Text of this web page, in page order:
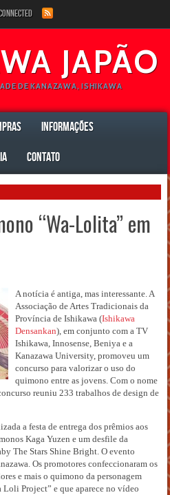
JAPÃO
DE KANAZAWA, ISHIKAWA
INFORMAÇÕES
CONTATO
“Wa-Lolita” em
A notícia é antiga, mas interessante. A
Associação de Artes Tradicionais da
Província de Ishikawa (Ishikawa
Densankan), em conjunto com a TV
Ishikawa, Innosense, Beniya e a
Kanazawa University, promoveu um
concurso para valorizar o uso do
quimono entre as jovens. Com o nome
reuniu 233 trabalhos de design de
a festa de entrega dos prêmios aos
Kaga Yuzen e um desfile da
The Stars Shine Bright. O evento
Os promotores confeccionaram os
e mais o quimono da personagem
Project” e que aparece no vídeo